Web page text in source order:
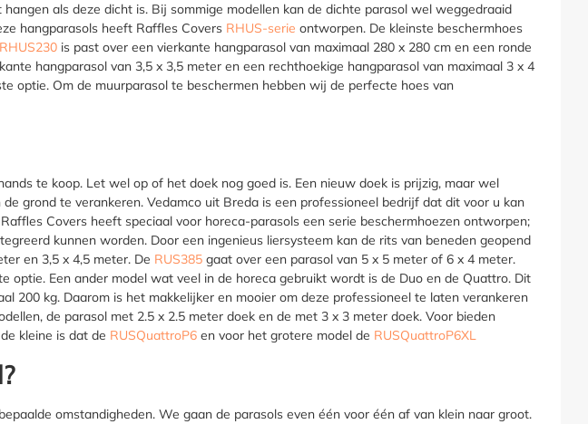
als deze dicht is. Bij sommige modellen kan de dichte parasol wel weggedraaid
hangparasols heeft Raffles Covers RHUS-serie ontworpen. De kleinste beschermhoes
RHUS230 is past over een vierkante hangparasol van maximaal 280 x 280 cm en een ronde
hangparasol van 3,5 x 3,5 meter en een rechthoekige hangparasol van maximaal 3 x 4
optie. Om de muurparasol te beschermen hebben wij de perfecte hoes van
te koop. Let wel op of het doek nog goed is. Een nieuw doek is prijzig, maar wel
grond te verankeren. Vedamco uit Breda is een professioneel bedrijf dat dit voor u kan
Covers heeft speciaal voor horeca-parasols een serie beschermhoezen ontworpen;
kunnen worden. Door een ingenieus liersysteem kan de rits van beneden geopend
en 3,5 x 4,5 meter. De RUS385 gaat over een parasol van 5 x 5 meter of 6 x 4 meter.
optie. Een ander model wat veel in de horeca gebruikt wordt is de Duo en de Quattro. Dit
200 kg. Daarom is het makkelijker en mooier om deze professioneel te laten verankeren
de parasol met 2.5 x 2.5 meter doek en de met 3 x 3 meter doek. Voor bieden
kleine is dat de RUSQuattroP6 en voor het grotere model de RUSQuattroP6XL
omstandigheden. We gaan de parasols even één voor één af van klein naar groot.